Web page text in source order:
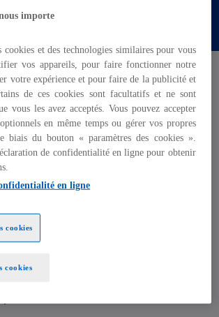
des prestations.
la mission
de recouvrement
avec un objectif de gain de 5
(0,5% de cotisations) d’ici fin
la mission
l’arrêt des prestations en cas de
importe
cookies et des technologies similaires pour vous
vos appareils, pour faire fonctionner notre
votre expérience et pour faire de la publicité et
de ces cookies sont facultatifs et ne sont
vous les avez acceptés. Vous pouvez accepter
en même temps ou gérer vos propres
biais du bouton « paramètres des cookies ».
de confidentialité en ligne pour obtenir
en ligne
cookies
cookies